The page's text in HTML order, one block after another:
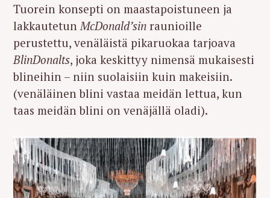
Tuorein konsepti on maastapoistuneen ja
lakkautetun McDonald’sin raunioille
perustettu, venäläistä pikaruokaa tarjoava
BlinDonalts, joka keskittyy nimensä mukaisesti
blineihin – niin suolaisiin kuin makeisiin.
(venäläinen blini vastaa meidän lettua, kun
taas meidän blini on venäjällä oladi).